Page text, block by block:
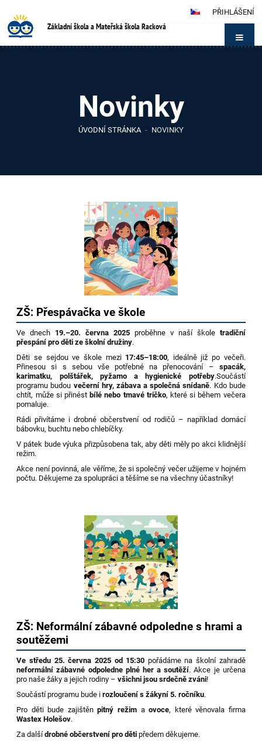
PŘIHLÁŠENÍ
Základní škola a Mateřská škola Racková
Novinky
ÚVODNÍ STRÁNKA - NOVINKY
ZŠ: Přespávačka ve škole
Ve dnech 19.–20. června 2025 proběhne v naší škole tradiční
přespání pro děti ze školní družiny.
Děti se sejdou ve škole mezi 17:45–18:00, ideálně již po večeři.
Přinesou si s sebou vše potřebné na přenocování – spacák,
karimatku, polštářek, pyžamo a hygienické potřeby.Součástí
programu budou večerní hry, zábava a společná snídaně. Kdo bude
chtít, může si přinést bílé nebo tmavé tričko, které si během večera
pomaluje.
Rádi přivítáme i drobné občerstvení od rodičů – například domácí
bábovku, buchtu nebo chlebíčky.
V pátek bude výuka přizpůsobena tak, aby děti měly po akci klidnější
režim.
Akce není povinná, ale věříme, že si společný večer užijeme v hojném
počtu. Děkujeme za spolupráci a těšíme se na všechny účastníky!
ZŠ: Neformální zábavné odpoledne s hrami a
soutěžemi
Ve středu 25. června 2025 od 15:30 pořádáme na školní zahradě
neformální zábavné odpoledne plné her a soutěží. Akce je určena
pro naše žáky a jejich rodiny –všichni jsou srdečně zváni!
Součástí programu bude irozloučení s žákyní 5. ročníku.
Pro děti bude zajištěnpitný režim aovoce, které věnovala firma
Wastex Holešov.
Za dalšídrobné občerstvení pro děti předem děkujeme.